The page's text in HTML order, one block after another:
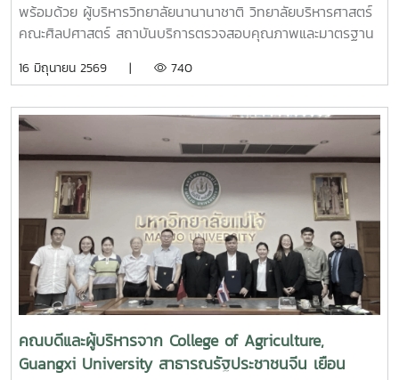
พร้อมด้วย ผู้บริหารวิทยาลัยนานานาชาติ วิทยาลัยบริหารศาสตร์
คณะศิลปศาสตร์ สถาบันบริการตรวจสอบคุณภาพและมาตรฐาน
Electronics Chamber of Commerce (CECC) สาธารณรัฐ
ความร่วมมือทางวิชาการ (MOU) ร่วมกับ สถาบันบริการตรวจ
ตรวจสอบคุณภาพและมาตรฐานผลิตภัณฑ์ (IQS) มหาวิทยาลัยแม่
โจ้ ในการแลกเปลี่ยนแลกเปลี่ยนแลกเปลี่ยนแลกเปลี่ยนแลก
เปลี่ยนแลกเปลี่ยนแลกเปลี่ยนพัฒนาและแลกเปลี่ยนเรียนรู้ทาง
ด้านวิชาการร่วมกันนอกจากนี้ ได้เยี่ยมชมสถาบันตรวจสอบ
คุณภาพและมาตรฐานผลิตภัณฑ์ (IQS) และ คณะศิลปศาสตร์
16 มิถุนายน 2569 | 740
คณบดีและผู้บริหารจาก College of Agriculture,
Guangxi University สาธารณรัฐประชาชนจีน เยือน